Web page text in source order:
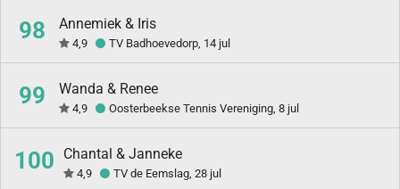
98 Annemiek & Iris
4,9 TV Badhoevedorp, 14 jul
99 Wanda & Renee
4,9 Oosterbeekse Tennis Vereniging, 8 jul
100 Chantal & Janneke
4,9 TV de Eemslag, 28 jul